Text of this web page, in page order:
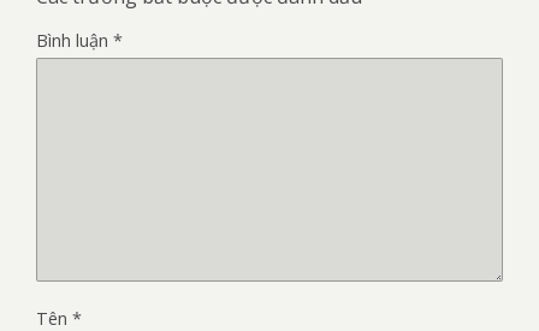
Bình luận *
Tên *